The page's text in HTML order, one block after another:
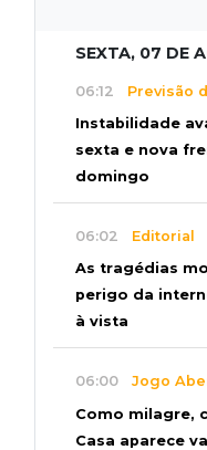
SEXTA, 07 DE
06:12 Previsão
Instabilidade
sexta e nova
domingo
06:02 Editorial
As tragédias
perigo da
à vista
06:00 Jogo
Como milagre,
Casa aparece